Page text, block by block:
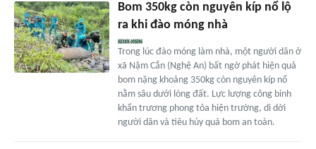
Bom 350kg còn nguyên kíp nổ lộ
ra khi đào móng nhà
Trong lúc đào móng làm nhà, một người dân ở
xã Nậm Cắn (Nghệ An) bất ngờ phát hiện quả
bom nặng khoảng 350kg còn nguyên kíp nổ
nằm sâu dưới lòng đất. Lực lượng công binh
khẩn trương phong tỏa hiện trường, di dời
người dân và tiêu hủy quả bom an toàn.